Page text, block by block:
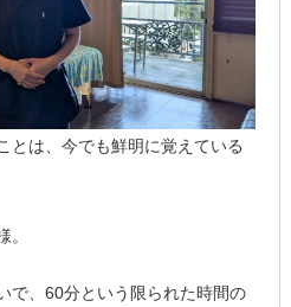
とは、今でも鮮明に覚えている
で、60分という限られた時間の